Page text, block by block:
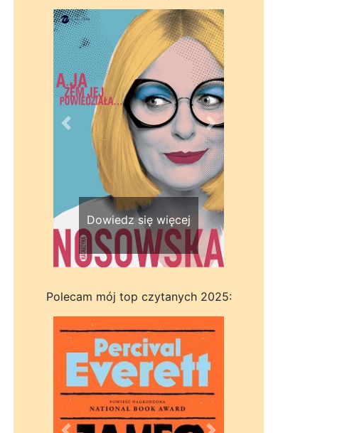
Dowiedz się więcej
Wstecz Dalej
Polecam mój top czytanych 2025: